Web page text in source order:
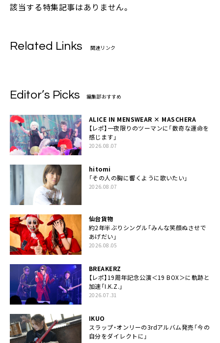
該当する特集記事はありません。
Related Links 関連リンク
Editor’s Picks 編集部おすすめ
ALICE IN MENSWEAR × MASCHERA
【レポ】一夜限りのツーマンに「数奇な運命を
感じます」
2026.08.07
hitomi
「その人の胸に響くように歌いたい」
2026.08.07
仙台貨物
約2年半ぶりシングル「みんな笑顔ぬさせで
あげだい」
2026.08.05
BREAKERZ
【レポ】19周年記念公演＜19 BOX＞に軌跡と
加速「I.K.Z.」
2026.07.31
IKUO
スラップ・オンリーの3rdアルバム発売「今の
自分をダイレクトに」